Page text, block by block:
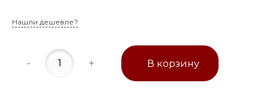
Нашли дешевле?
- + В корзину